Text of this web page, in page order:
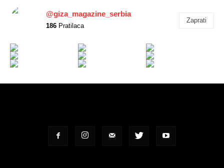
@giza_magazine_serbia
186 Pratilaca
Zaprati